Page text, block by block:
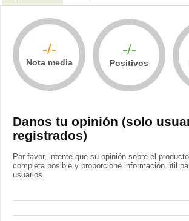
-/-
Nota media
-/-
Positivos
Danos tu opinión (solo
registrados)
Por favor, intente que su opinión sobre el
completa posible y proporcione información útil
usuarios.